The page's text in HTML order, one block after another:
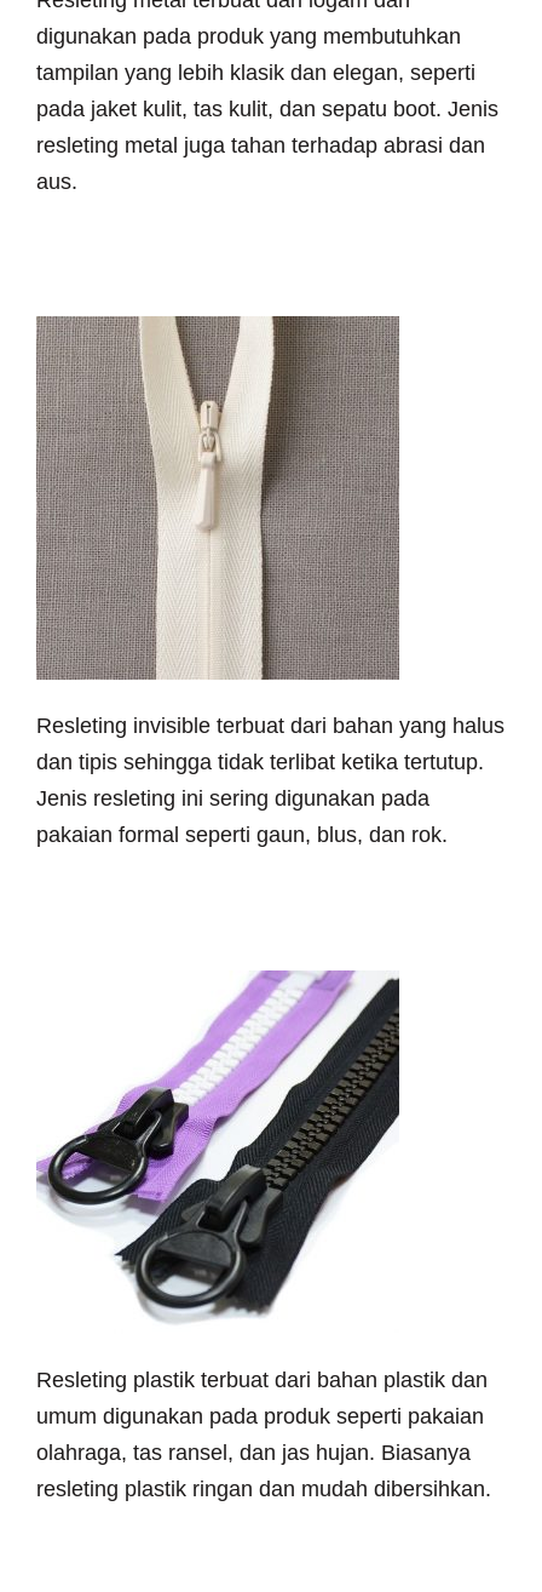
digunakan pada produk yang membutuhkan
tampilan yang lebih klasik dan elegan, seperti
pada jaket kulit, tas kulit, dan sepatu boot. Jenis
resleting metal juga tahan terhadap abrasi dan
aus.
Resleting invisible terbuat dari bahan yang halus
dan tipis sehingga tidak terlibat ketika tertutup.
Jenis resleting ini sering digunakan pada
pakaian formal seperti gaun, blus, dan rok.
Resleting plastik terbuat dari bahan plastik dan
umum digunakan pada produk seperti pakaian
olahraga, tas ransel, dan jas hujan. Biasanya
resleting plastik ringan dan mudah dibersihkan.